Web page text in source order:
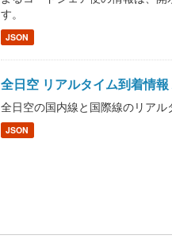
す。
JSON
全日空 リアルタイム到着情
全日空の国内線と国際線のリア
JSON